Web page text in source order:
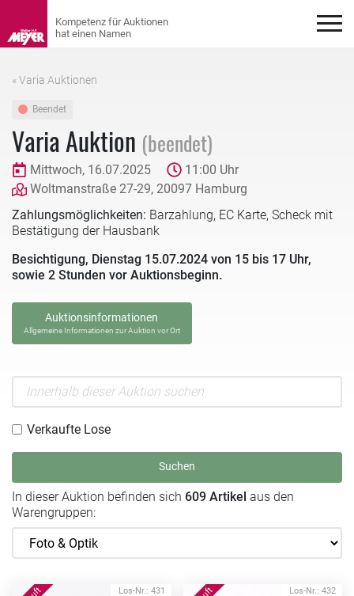
« Varia Auktionen
Beendet
Varia Auktion (beendet)
Mittwoch, 16.07.2025
11:00 Uhr
Woltmanstraße 27-29, 20097 Hamburg
Zahlungsmöglichkeiten: Barzahlung, EC Karte, Scheck mit
Bestätigung der Hausbank
Besichtigung, Dienstag 15.07.2024 von 15 bis 17 Uhr,
sowie 2 Stunden vor Auktionsbeginn.
Auktionsinformationen
Allgemeine Informationen zur Auktion vor Ort
Verkaufte Lose
Suchen
In dieser Auktion befinden sich 609 Artikel aus den
Warengruppen:
Los-Nr.: 431 Los-Nr.: 432